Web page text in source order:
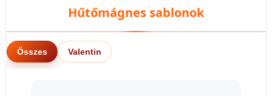
Hűtőmágnes sablonok
Összes Valentin